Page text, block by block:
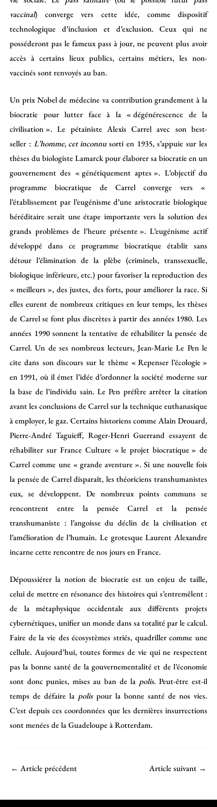
vaccinal) converge vers cette idée, comme dispositif
technologique d’inclusion et d’exclusion. Ceux qui ne
posséderont pas le fameux pass à jour, ne peuvent plus avoir
accès à certains lieux publics, certains métiers, les non-
vaccinés sont renvoyés au ban.
Un prix Nobel de médecine va contribution grandement à la
biocratie pour lutter face à la « dégénérescence de la
civilisation ». Le pétainiste Alexis Carrel avec son best-
seller : L’homme, cet inconnusorti en 1935, s’appuie sur les
thèses du biologiste Lamarck pour élaborer sa biocratie en un
gouvernement des « génétiquement aptes ». L’objectif du
programme biocratique de Carrel converge vers «
l’établissement par l’eugénisme d’une aristocratie biologique
héréditaire serait une étape importante vers la solution des
grands problèmes de l’heure présente ». L’eugénisme actif
développé dans ce programme biocratique établit sans
détour l’élimination de la plèbe (criminels, transsexuelle,
biologique inférieure, etc.) pour favoriser la reproduction des
« meilleurs », des justes, des forts, pour améliorer la race. Si
elles eurent de nombreux critiques en leur temps, les thèses
de Carrel se font plus discrètes à partir des années 1980. Les
années 1990 sonnent la tentative de réhabiliter la pensée de
Carrel. Un de ses nombreux lecteurs, Jean-Marie Le Pen le
cite dans son discours sur le thème « Repenser l’écologie »
en 1991, où il émet l’idée d’ordonner la société moderne sur
la base de l’individu sain. Le Pen préfère arrêter la citation
avant les conclusions de Carrel sur la technique euthanasique
à employer, le gaz. Certains historiens comme Alain Drouard,
Pierre-André Taguieff, Roger-Henri Guerrand essayent de
réhabiliter sur France Culture « le projet biocratique » de
Carrel comme une « grande aventure ». Si une nouvelle fois
la pensée de Carrel disparaît, les théoriciens transhumanistes
eux, se développent. De nombreux points communs se
rencontrent entre la pensée Carrel et la pensée
transhumaniste : l’angoisse du déclin de la civilisation et
l’amélioration de l’humain. Le grotesque Laurent Alexandre
incarne cette rencontre de nos jours en France.
Dépoussiérer la notion de biocratie est un enjeu de taille,
celui de mettre en résonance des histoires qui s’entremêlent :
de la métaphysique occidentale aux différents projets
cybernétiques, unifier un monde dans sa totalité par le calcul.
Faire de la vie des écosystèmes striés, quadriller comme une
cellule. Aujourd’hui, toutes formes de vie qui ne respectent
pas la bonne santé de la gouvernementalité et de l’économie
sont donc punies, mises au ban de la polis. Peut-être est-il
temps de défaire la polispour la bonne santé de nos vies.
C’est depuis ces coordonnées que les dernières insurrections
sont menées de la Guadeloupe à Rotterdam.
← Article précédent Article suivant →